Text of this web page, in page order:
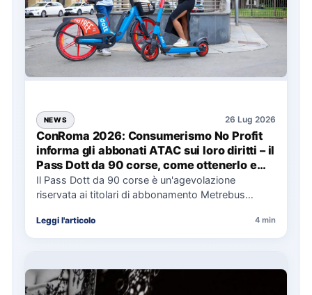
NEWS 26 Lug 2026
ConRoma 2026: Consumerismo No Profit
informa gli abbonati ATAC sui loro diritti – il
Pass Dott da 90 corse, come ottenerlo e
cosa spetta in caso di disservizi
Il Pass Dott da 90 corse è un'agevolazione
riservata ai titolari di abbonamento Metrebus
Leggi l'articolo 4 min